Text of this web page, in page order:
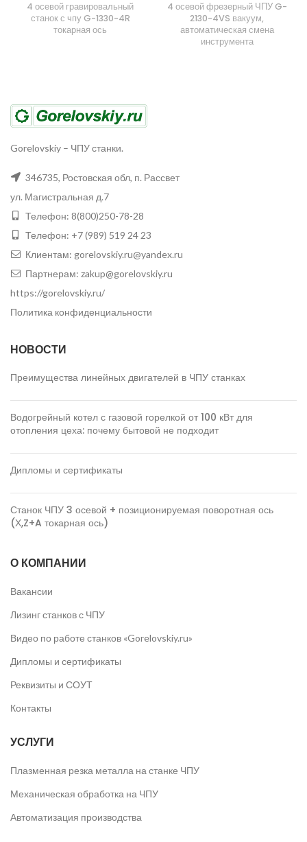
4 осевой гравировальный
станок с чпу G-1330-4R
токарная ось
4 осевой фрезерный ЧПУ G-
2130-4VS вакуум,
автоматическая смена
инструмента
Gorelovskiy – ЧПУ станки.
346735, Ростовская обл, п. Рассвет
ул. Магистральная д.7
Телефон: 8(800)250-78-28
Телефон: +7 (989) 519 24 23
Клиентам: gorelovskiy.ru@yandex.ru
Партнерам: zakup@gorelovskiy.ru
https://gorelovskiy.ru/
Политика конфиденциальности
НОВОСТИ
Преимущества линейных двигателей в ЧПУ станках
Водогрейный котел с газовой горелкой от 100 кВт для
отопления цеха: почему бытовой не подходит
Дипломы и сертификаты
Станок ЧПУ 3 осевой + позиционируемая поворотная ось
(Х,Z+A токарная ось)
О КОМПАНИИ
Вакансии
Лизинг станков с ЧПУ
Видео по работе станков «Gorelovskiy.ru»
Дипломы и сертификаты
Реквизиты и СОУТ
Контакты
УСЛУГИ
Плазменная резка металла на станке ЧПУ
Механическая обработка на ЧПУ
Автоматизация производства